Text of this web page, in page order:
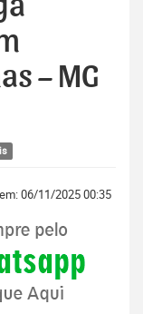
– MG
06/11/2025 00:35